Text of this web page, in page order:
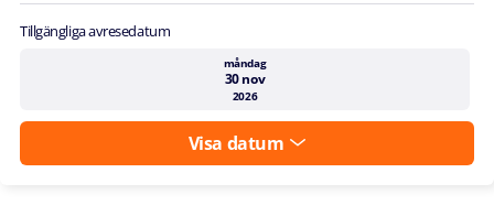
Tillgängliga avresedatum
måndag
30 nov
2026
Visa datum